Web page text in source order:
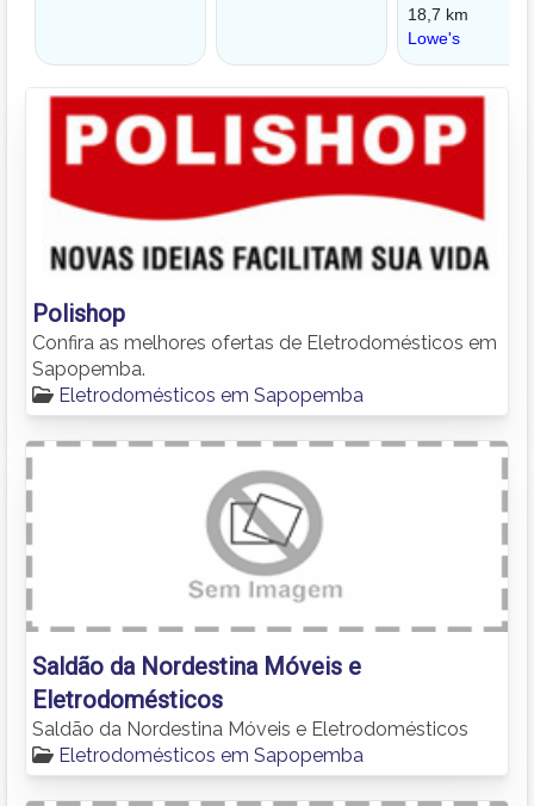
Polishop
Confira as melhores ofertas de Eletrodomésticos em
Sapopemba.
Eletrodomésticos em Sapopemba
Saldão da Nordestina Móveis e
Eletrodomésticos
Saldão da Nordestina Móveis e Eletrodomésticos
Eletrodomésticos em Sapopemba